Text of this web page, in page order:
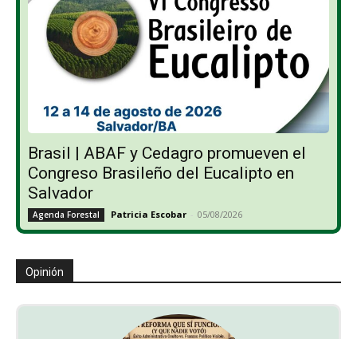
Brasil | ABAF y Cedagro promueven el
Congreso Brasileño del Eucalipto en
Salvador
Agenda Forestal Patricia Escobar - 05/08/2026
Opinión